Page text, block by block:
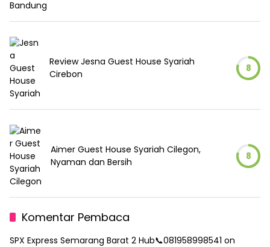
Review Jesna Guest House Syariah
Cirebon
8
Aimer Guest House Syariah Cilegon,
Nyaman dan Bersih
8
Komentar Pembaca
SPX Express Semarang Barat 2 Hub📞081958998541 on